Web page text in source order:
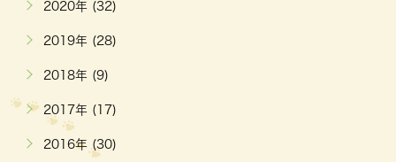
2020年 (32)
2019年 (28)
2018年 (9)
2017年 (17)
2016年 (30)